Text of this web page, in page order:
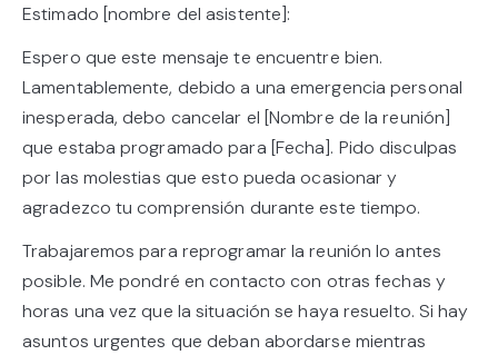
Estimado [nombre del asistente]:
Espero que este mensaje te encuentre bien.
Lamentablemente, debido a una emergencia personal
inesperada, debo cancelar el [Nombre de la reunión]
que estaba programado para [Fecha]. Pido disculpas
por las molestias que esto pueda ocasionar y
agradezco tu comprensión durante este tiempo.
Trabajaremos para reprogramar la reunión lo antes
posible. Me pondré en contacto con otras fechas y
horas una vez que la situación se haya resuelto. Si hay
asuntos urgentes que deban abordarse mientras